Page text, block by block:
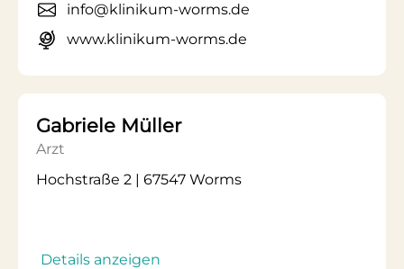
info@klinikum-worms.de
www.klinikum-worms.de
Gabriele Müller
Arzt
Hochstraße 2 | 67547 Worms
Details anzeigen